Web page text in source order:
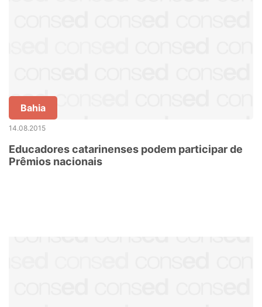
Bahia
14.08.2015
Educadores catarinenses podem participar de
Prêmios nacionais